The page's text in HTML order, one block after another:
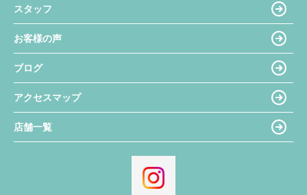
スタッフ
お客様の声
ブログ
アクセスマップ
店舗一覧